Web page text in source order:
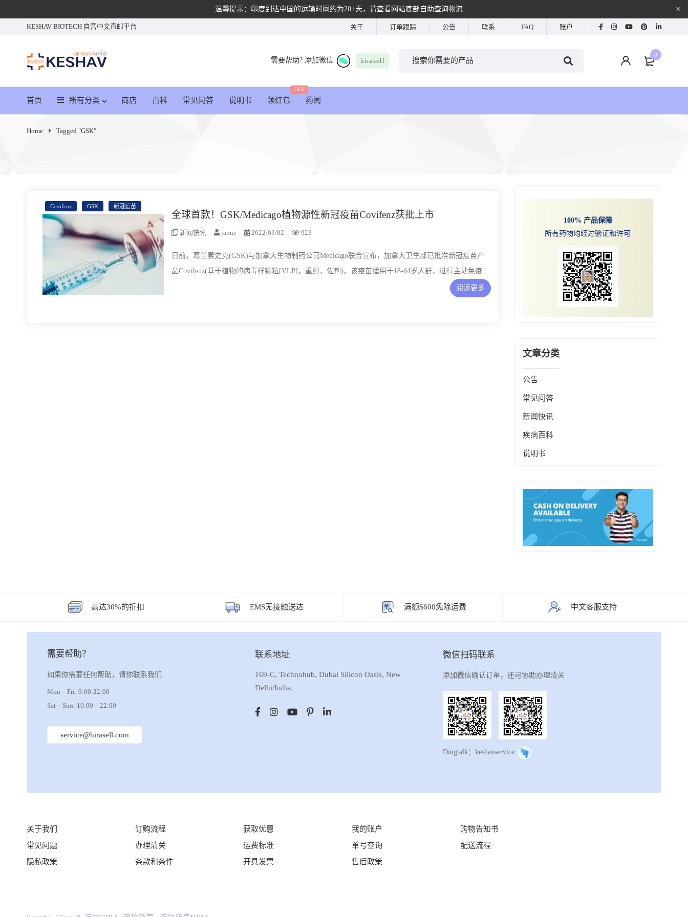
温馨提示：印度到达中国的运输时间约为20+天，请查看网站底部自助查询物流
KESHAV BIOTECH 自营中文直邮平台 关于 订单跟踪 公告 联系 FAQ 账户
0
需要帮助? 添加微信 hirasell
首页 所有分类 商店 百科 常见问答 说明书 领红包
HOT
药闻
Home Tagged "GSK"
Covifenz GSK 新冠疫苗
全球首款！GSK/Medicago植物源性新冠疫苗Covifenz获批上市
新闻快讯 jamie 2022/03/02 923
日前，葛兰素史克(GSK)与加拿大生物制药公司Medicago联合宣布，加拿大卫生部已批准新冠疫苗产
品Covifenz(基于植物的病毒样颗粒[VLP]，重组，佐剂)。该疫苗适用于18-64岁人群，进行主动免疫，
阅读更多
100% 产品保障
所有药物均经过验证和许可
文章分类
公告
常见问答
新闻快讯
疾病百科
说明书
高达30%的折扣 EMS无接触送达 满额$600免除运费 中文客服支持
需要帮助？
如果你需要任何帮助，请你联系我们.
Mon – Fri: 9:00-22:00
Sat – Sun: 10:00 – 22:00
service@hirasell.com
联系地址
169-C, Technohub, Dubai Silicon Oasis, New
Delhi/India.
微信扫码联系
添加微信确认订单，还可协助办理清关
Dingtalk：keshavservice
关于我们
常见问题
隐私政策
订购流程
办理清关
条款和条件
获取优惠
运费标准
开具发票
我的账户
单号查询
售后政策
购物告知书
配送流程